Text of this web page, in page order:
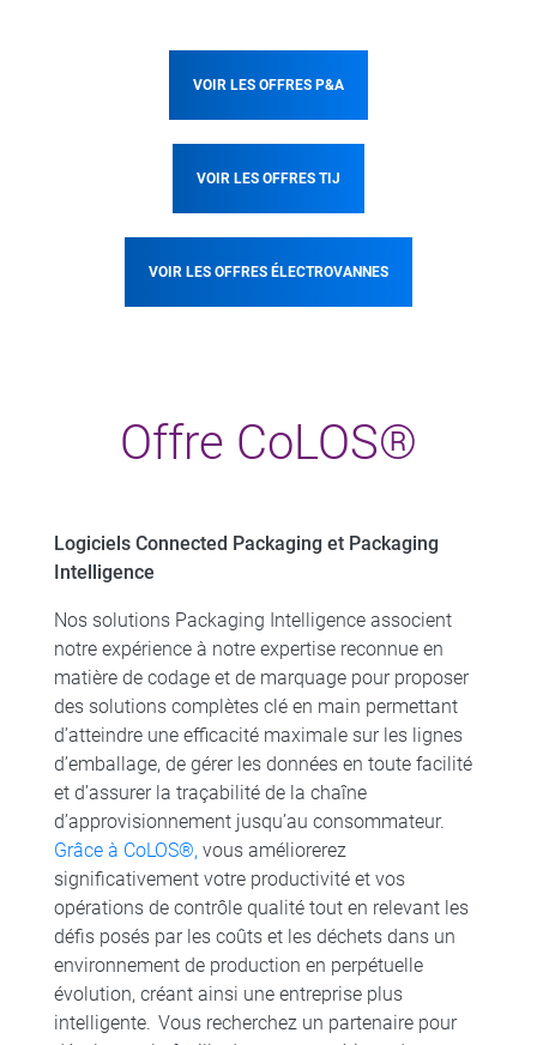
VOIR LES OFFRES P&A
VOIR LES OFFRES TIJ
VOIR LES OFFRES ÉLECTROVANNES
Offre CoLOS®
Logiciels Connected Packaging et Packaging
Intelligence
Nos solutions Packaging Intelligence associent
notre expérience à notre expertise reconnue en
matière de codage et de marquage pour proposer
des solutions complètes clé en main permettant
d’atteindre une efficacité maximale sur les lignes
d’emballage, de gérer les données en toute facilité
et d’assurer la traçabilité de la chaîne
d’approvisionnement jusqu’au consommateur.
Grâce à CoLOS®,vous améliorerez
significativement votre productivité et vos
opérations de contrôle qualité tout en relevant les
défis posés par les coûts et les déchets dans un
environnement de production en perpétuelle
évolution, créant ainsi une entreprise plus
intelligente. Vous recherchez un partenaire pour